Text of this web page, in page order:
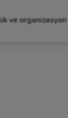
ve organizasyon